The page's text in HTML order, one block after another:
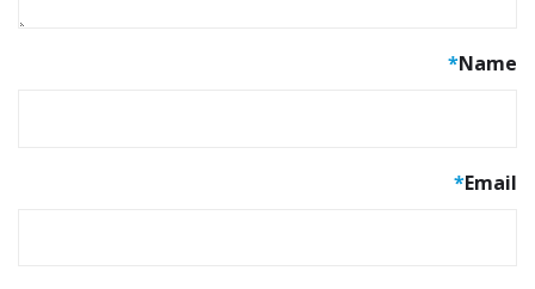
Name
*
Email
*